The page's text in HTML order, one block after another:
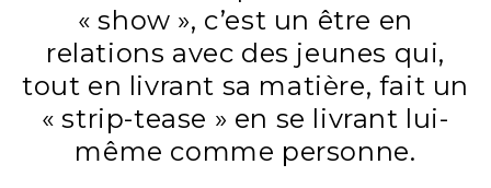
« show », c’est un être en
relations avec des jeunes qui,
tout en livrant sa matière, fait un
« strip-tease » en se livrant lui-
même comme personne.